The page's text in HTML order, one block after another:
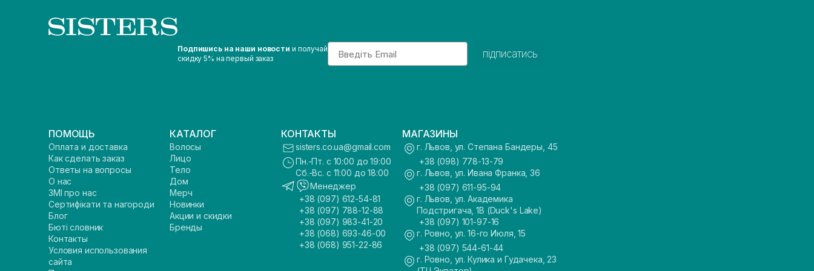
Подпишись на наши новости и получай
скидку 5% на первый заказ
Email
підписатись
ПОМОЩЬ
Оплата и доставка
Как сделать заказ
Ответы на вопросы
О нас
ЗМІ про нас
Сертифікати та нагороди
Блог
Бюті словник
Контакты
Условия использования
сайта
КАТАЛОГ
Волосы
Лицо
Тело
Дом
Мерч
Новинки
Акции и скидки
Бренды
КОНТАКТЫ
sisters.co.ua@gmail.com
Пн.-Пт. с 10:00 до 19:00
Сб.-Вс. с 11:00 до 18:00
Менеджер
+38 (097) 612-54-81
+38 (097) 788-12-88
+38 (097) 983-41-20
+38 (068) 693-46-00
+38 (068) 951-22-86
МАГАЗИНЫ
г. Львов, ул. Степана Бандеры, 45
+38 (098) 778-13-79
г. Львов, ул. Ивана Франка, 36
+38 (097) 611-95-94
г. Львов, ул. Академика
Подстригача, 1В (Duck's Lake)
+38 (097) 101-97-16
г. Ровно, ул. 16-го Июля, 15
+38 (097) 544-61-44
г. Ровно, ул. Кулика и Гудачека, 23